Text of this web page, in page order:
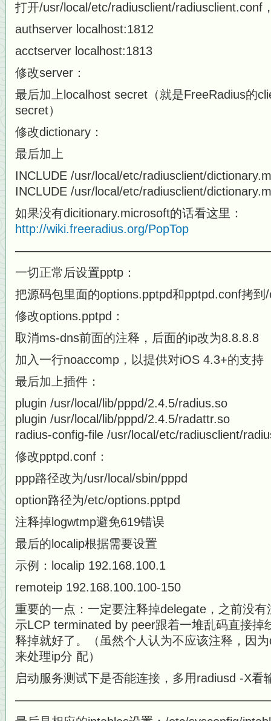
打开/usr/local/etc/radiusclient/radiusclient.conf
authserver localhost:1812
acctserver localhost:1813
修改server：
最后加上localhost secret（就是FreeRadius的
secret）
修改dictionary：
最后加上
INCLUDE /usr/local/etc/radiusclient/
INCLUDE /usr/local/etc/radiusclient/
如果没有dicitionary.microsoft的话看这里：
http://wiki.freeradius.org/PopTop
一切正常后设置pptp：
把源码包里面的options.pptpd和pptpd.conf拷到
修改options.pptpd：
取消ms-dns前面的注释，后面的ip改为8.8.8.8
加入一行noaccomp，以提供对iOS 4.3+的支持
最后加上插件：
plugin /usr/local/lib/pppd/2.4.5/radius.so
plugin /usr/local/lib/pppd/2.4.5/radattr.so
radius-config-file /usr/local/etc/radiusclient/
修改pptpd.conf：
ppp路径改为/usr/local/sbin/pppd
option路径为/etc/options.pptpd
注释掉logwtmp避免619错误
最后的localip根据需要设置
示例：localip 192.168.100.1
remoteip 192.168.100.100-150
重要的一点：一定要注释掉delegate，之前没
示LCP terminated by peer跟着一堆乱码直接掉
释掉就好了。（虽然个人认为不应该注释，因
来处理ip分 配）
启动服务测试下是否能连接，多用radiusd -X看